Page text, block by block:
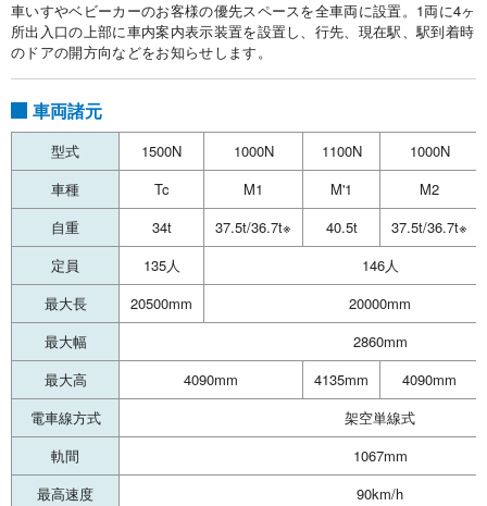
車いすやベビーカーのお客様の優先スペースを全車両に設置。1両に4ヶ
所出入口の上部に車内案内表示装置を設置し、行先、現在駅、駅到着時
のドアの開方向などをお知らせします。
車両諸元
型式 1500N 1000N 1100N
1000N
車種
Tc M1 M'1
M2
自重
34t 37.5t/36.7t※ 40.5t
37.5t/36.7t※
定員
135人
146人
最大長
20500mm
20000mm
最大幅
2860mm
最大高
4090mm 4135mm
4090mm
電車線方式
架空単線式
軌間
1067mm
最高速度
90km/h